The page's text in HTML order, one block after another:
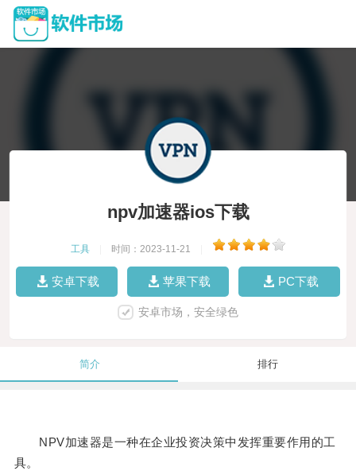
npv加速器ios下载
工具 时间：2023-11-21
安卓下载 苹果下载 PC下载
安卓市场，安全绿色
简介 排行
NPV加速器是一种在企业投资决策中发挥重要作用的工
具。